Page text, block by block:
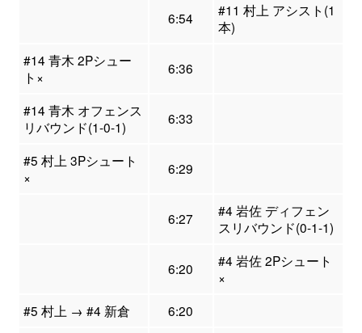
6:54
#11 村上 アシスト(1
本)
#14 青木 2Pシュー
ト×
6:36
#14 青木 オフェンス
リバウンド(1-0-1)
6:33
#5 村上 3Pシュート
×
6:29
6:27
#4 岩佐 ディフェン
スリバウンド(0-1-1)
6:20
#4 岩佐 2Pシュート
×
#5 村上 → #4 新倉
6:20